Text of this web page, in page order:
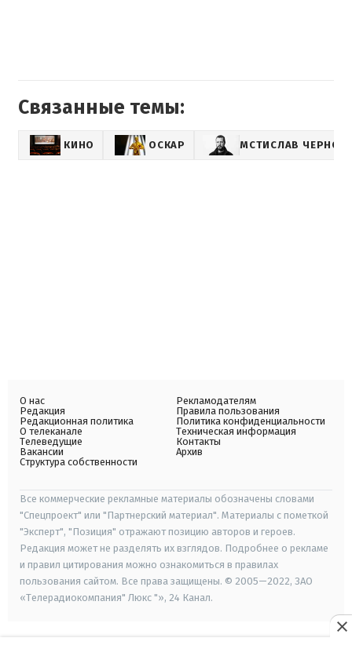
Связанные темы:
КИНО ОСКАР МСТИСЛАВ ЧЕРНОВ
О нас
Редакция
Редакционная политика
О телеканале
Телеведущие
Вакансии
Структура собственности
Рекламодателям
Правила пользования
Политика конфиденциальности
Техническая информация
Контакты
Архив
Все коммерческие рекламные материалы обозначены словами
"Спецпроект" или "Партнерский материал". Материалы с пометкой
"Эксперт", "Позиция" отражают позицию авторов и героев.
Редакция может не разделять их взглядов. Подробнее о рекламе
и правил цитирования можно ознакомиться в правилах
пользования сайтом. Все права защищены. © 2005—2022, ЗАО
«Телерадиокомпания" Люкс "», 24 Канал.